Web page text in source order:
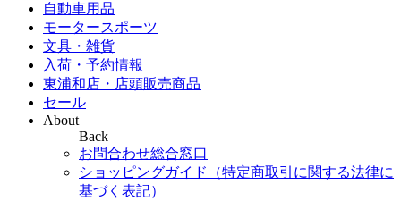
自動車用品
モータースポーツ
文具・雑貨
入荷・予約情報
東浦和店・店頭販売商品
セール
About
Back
お問合わせ総合窓口
ショッピングガイド（特定商取引に関する法律に
基づく表記）